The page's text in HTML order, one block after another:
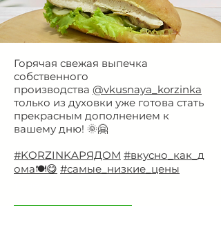
Горячая свежая выпечка
собственного
производства @vkusnaya_korzinka
только из духовки уже готова стать
прекрасным дополнением к
вашему дню! 🌞🤗
#KORZINKAРЯДОМ #вкусно_как_д
ома🍽️😋 #самые_низкие_цены